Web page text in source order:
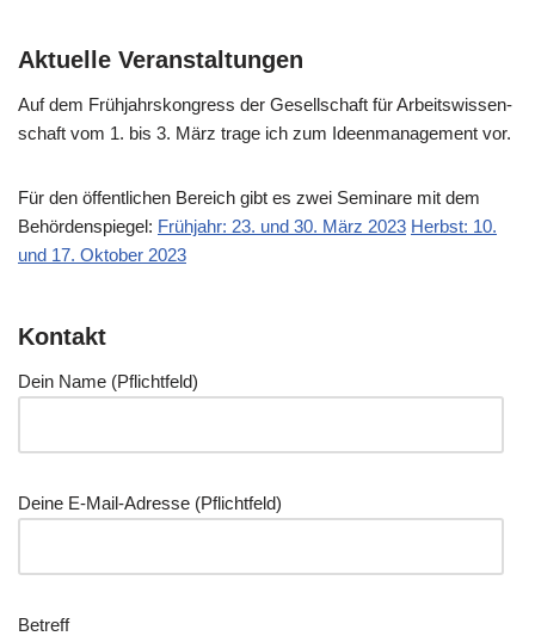
Aktuelle Veranstaltungen
Auf dem Früh­jahrs­kon­gress der Gesell­schaft für Arbeits­wis­sen­
schaft vom 1. bis 3. März tra­ge ich zum Ideen­ma­nage­ment vor.
Für den öffent­li­chen Bereich gibt es zwei Semi­na­re mit dem
Behör­den­spie­gel: Früh­jahr: 23. und 30. März 2023 Herbst: 10.
und 17. Okto­ber 2023
Kontakt
Dein Name (Pflicht­feld)
Dei­ne E‑Mail-Adres­se (Pflicht­feld)
Betreff